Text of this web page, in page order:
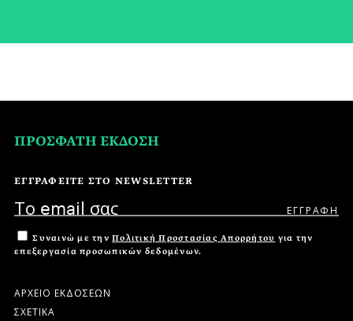
ΠΡΟΣΦΑΤΗ ΕΚΔΟΣΗ
ΕΓΓΡΑΦΕΙΤΕ ΣΤΟ NEWSLETTER
Συναινώ με την Πολιτική Προστασίας Απορρήτου για την
επεξεργασία προσωπικών δεδομένων.
ΑΡΧΕΙΟ ΕΚΔΟΣΕΩΝ
ΣΧΕΤΙΚΑ